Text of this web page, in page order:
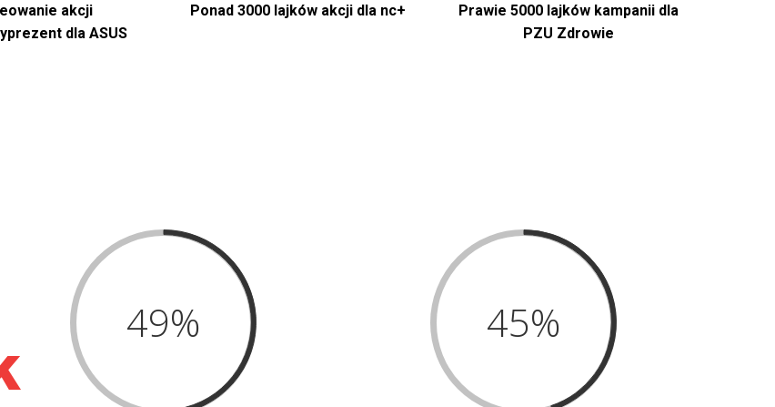
akcji
dla ASUS
Ponad 3000 lajków akcji dla nc+
Prawie 5000 lajków kampanii dla
PZU Zdrowie
49% 45%